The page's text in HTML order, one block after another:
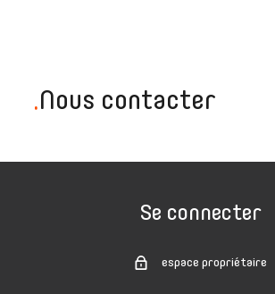
.Nous contacter
Se connecter
espace propriétaire